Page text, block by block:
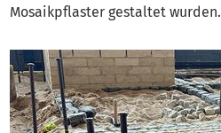
Mosaikpflaster gestaltet wurden.